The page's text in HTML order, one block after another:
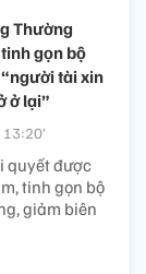
Thường
gọn bộ
tài xin
ở lại”
quyết được
tinh gọn bộ
giảm biên